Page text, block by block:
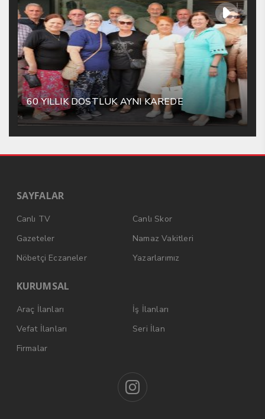
60 YILLIK DOSTLUK AYNI KAREDE
SAYFALAR
Canlı TV
Canlı Skor
Gazeteler
Namaz Vakitleri
Nöbetçi Eczaneler
Yazarlarımız
KURUMSAL
Araç İlanları
İş İlanları
Vefat İlanları
Seri İlan
Firmalar